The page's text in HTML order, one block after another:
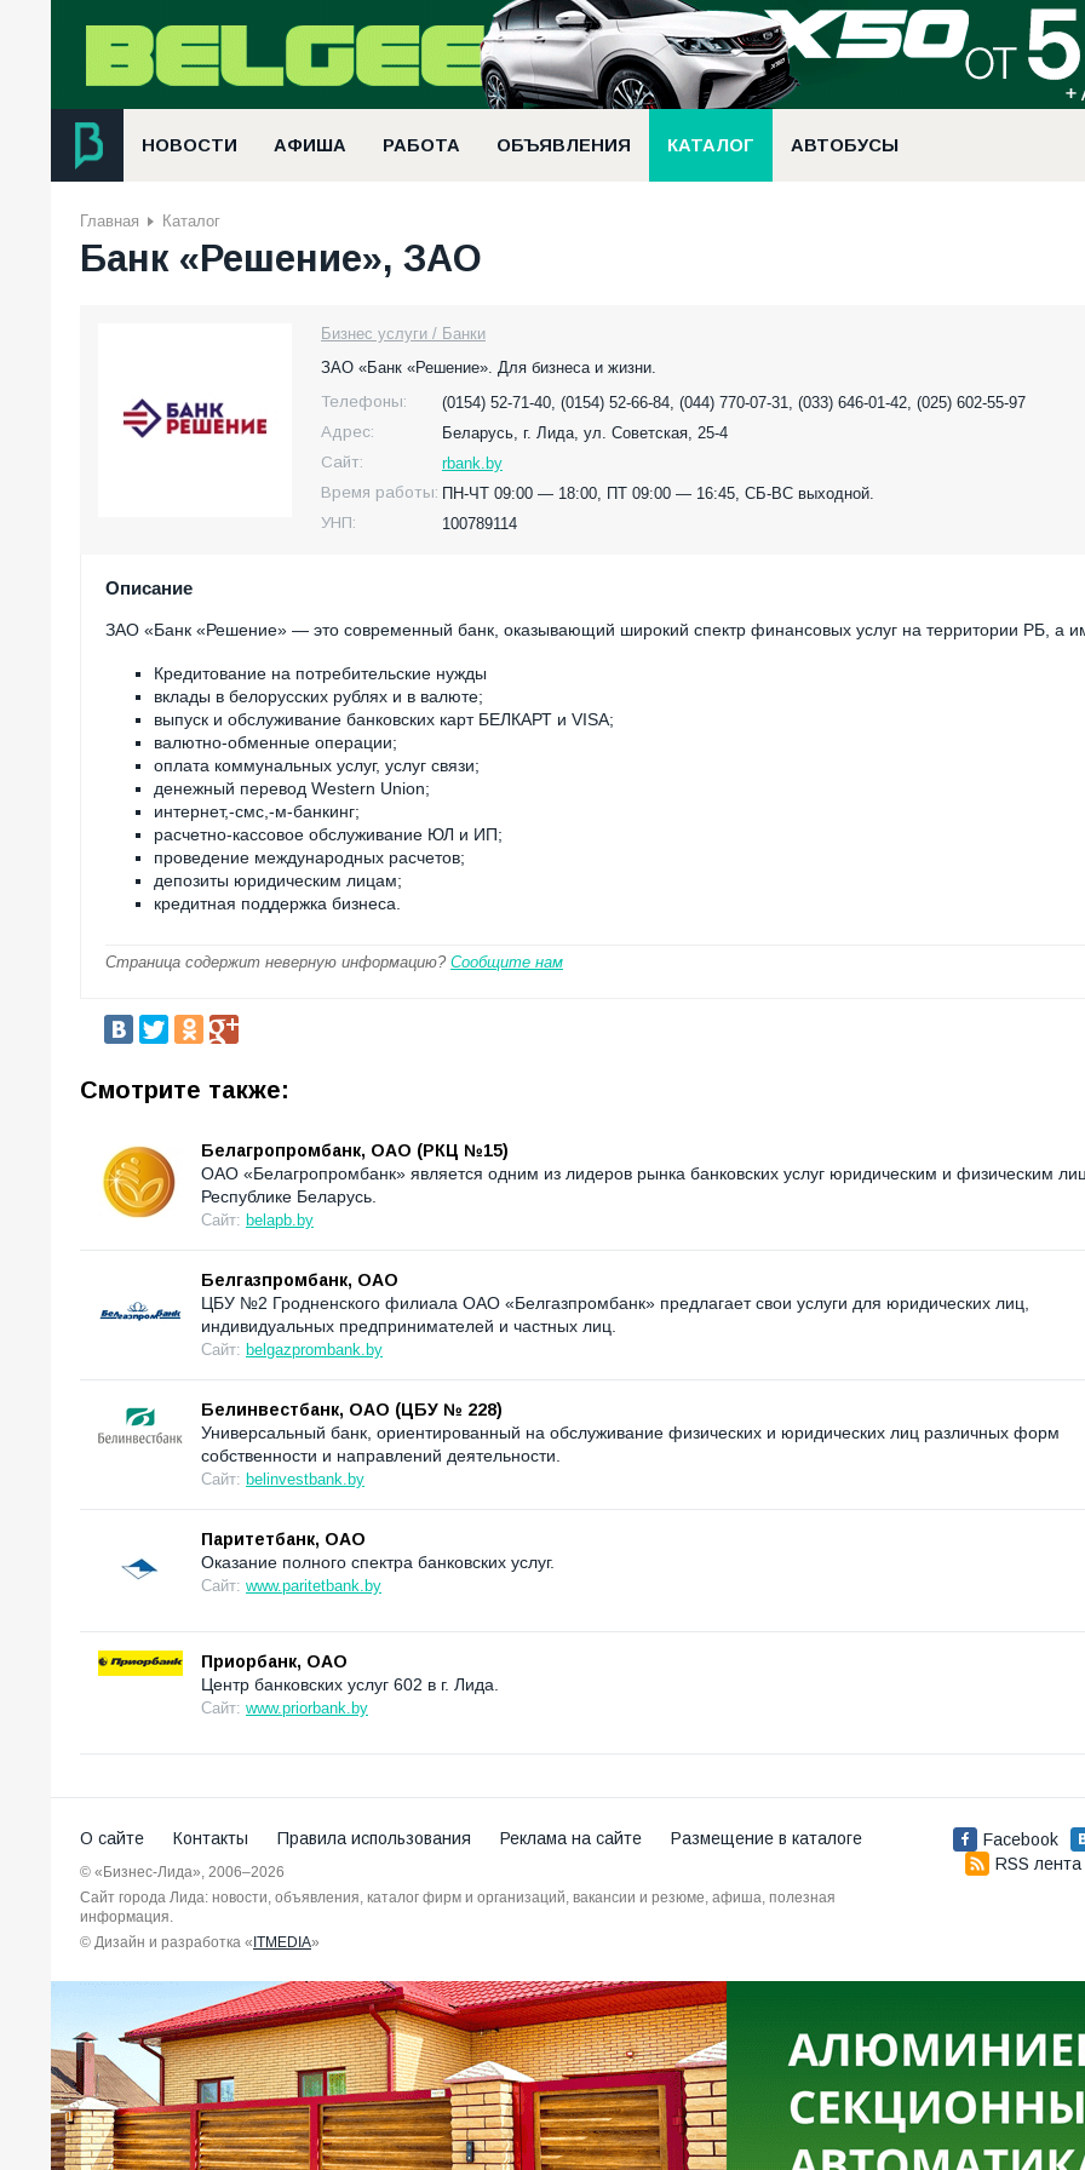
НОВОСТИ АФИША РАБОТА ОБЪЯВЛЕНИЯ КАТАЛОГ АВТОБУСЫ
Главная Каталог
Банк «Решение», ЗАО
Бизнес услуги / Банки
ЗАО «Банк «Решение». Для бизнеса и жизни.
Телефоны:
(0154) 52-71-40, (0154) 52-66-84, (044) 770-07-31, (033) 646-01-42, (025) 602-55-97
Адрес:
Беларусь, г. Лида, ул. Советская, 25-4
Сайт:
rbank.by
Время работы: ПН-ЧТ 09:00 — 18:00, ПТ 09:00 — 16:45, СБ-ВС выходной.
УНП:
100789114
Описание
ЗАО «Банк «Решение» — это современный банк, оказывающий широкий спектр финансовых услуг на территории РБ, а
Кредитование на потребительские нужды
вклады в белорусских рублях и в валюте;
выпуск и обслуживание банковских карт БЕЛКАРТ и VISA;
валютно-обменные операции;
оплата коммунальных услуг, услуг связи;
денежный перевод Western Union;
интернет,-смс,-м-банкинг;
расчетно-кассовое обслуживание ЮЛ и ИП;
проведение международных расчетов;
депозиты юридическим лицам;
кредитная поддержка бизнеса.
Страница содержит неверную информацию? Сообщите нам
Смотрите также:
Белагропромбанк, ОАО (РКЦ №15)
ОАО «Белагропромбанк» является одним из лидеров рынка банковских услуг юридическим и физическим
Республике Беларусь.
Сайт: belapb.by
Белгазпромбанк, ОАО
ЦБУ №2 Гродненского филиала ОАО «Белгазпромбанк» предлагает свои услуги для юридических лиц,
индивидуальных предпринимателей и частных лиц.
Сайт: belgazprombank.by
Белинвестбанк, ОАО (ЦБУ № 228)
Универсальный банк, ориентированный на обслуживание физических и юридических лиц различных форм
собственности и направлений деятельности.
Сайт: belinvestbank.by
Паритетбанк, ОАО
Оказание полного спектра банковских услуг.
Сайт: www.paritetbank.by
Приорбанк, ОАО
Центр банковских услуг 602 в г. Лида.
Сайт: www.priorbank.by
О сайте Контакты Правила использования Реклама на сайте Размещение в каталоге
© «Бизнес-Лида», 2006–2026
Сайт города Лида: новости, объявления, каталог фирм и организаций, вакансии и резюме, афиша, полезная
информация.
© Дизайн и разработка « ITMEDIA»
Facebook
RSS лента